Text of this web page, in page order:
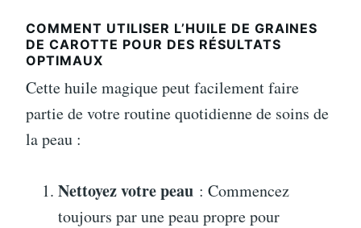
COMMENT UTILISER L’HUILE DE GRAINES
DE CAROTTE POUR DES RÉSULTATS
OPTIMAUX
Cette huile magique peut facilement faire
partie de votre routine quotidienne de soins de
la peau :
Nettoyez votre peau : Commencez
toujours par une peau propre pour